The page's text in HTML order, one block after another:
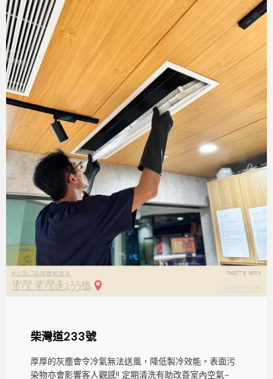
柴灣道233號
厚厚的灰塵會令冷氣無法送風，降低製冷效能。表面污
染物亦會影響客人觀感!! 定期清洗有助改善室內空氣~